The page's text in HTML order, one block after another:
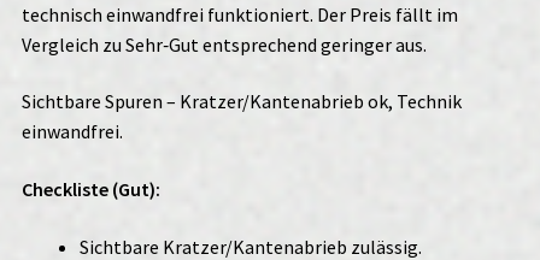
technisch einwandfrei funktioniert. Der Preis fällt im
Vergleich zu Sehr‑Gut entsprechend geringer aus.
Sichtbare Spuren – Kratzer/Kantenabrieb ok, Technik
einwandfrei.
Checkliste (Gut):
Sichtbare Kratzer/Kantenabrieb zulässig.